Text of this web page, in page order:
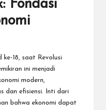
Fondasi
ke-18, saat Revolusi
ini menjadi
modern,
dan efisiensi. Inti dari
bahwa ekonomi dapat